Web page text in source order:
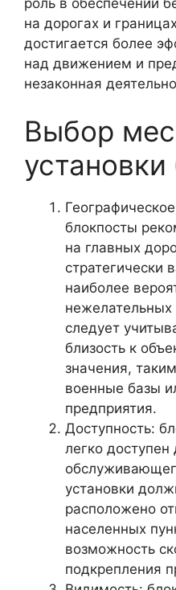
на дорогах и
достигается более
над движением и
незаконная
Выбор
блокпосты
на главных
стратегически
наиболее
следует
близость к
значения,
военные базы
предприятия.
Доступность:
легко доступен
установки
расположено
населенных
возможность
подкрепления